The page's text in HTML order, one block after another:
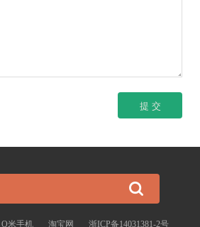
Q米手机 淘宝网 浙ICP备14031381-2号